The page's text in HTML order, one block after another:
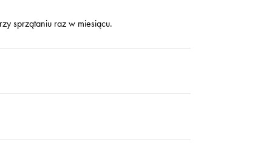
sprzątaniu raz w miesiącu.